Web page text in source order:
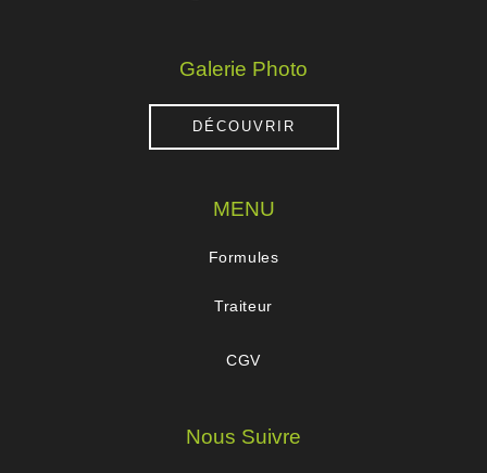
Galerie Photo
DÉCOUVRIR
MENU
Formules
Traiteur
CGV
Nous Suivre